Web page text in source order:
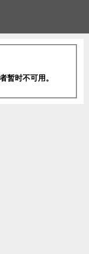
暂时不可用。